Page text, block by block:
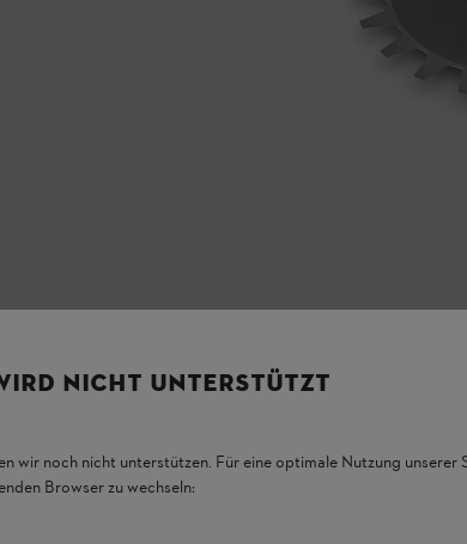
NICHT UNTERSTÜTZT
wir noch nicht unterstützen. Für eine optimale Nutzung unserer
Browser zu wechseln: